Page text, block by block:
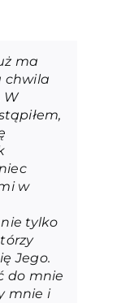
ma
chwila
W
w
tylko
Jego.
do mnie
mnie i